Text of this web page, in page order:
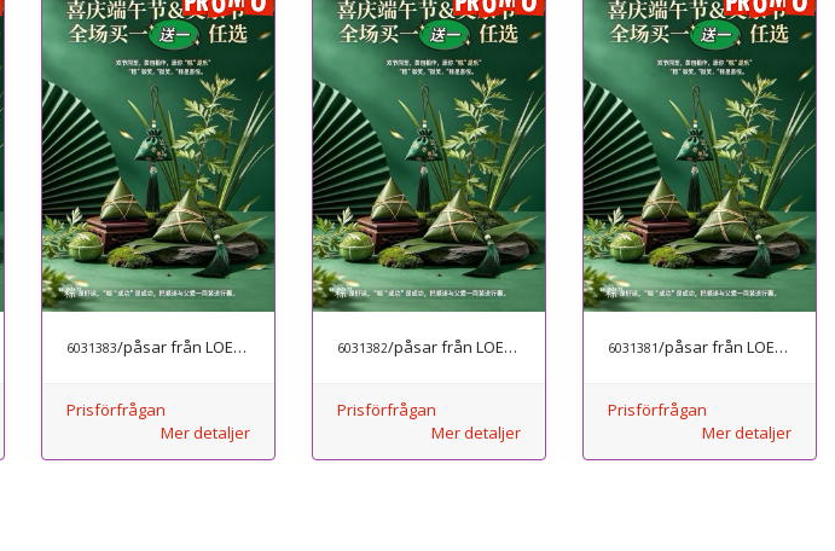
6031383/påsar från LOEWE
Prisförfrågan
Mer detaljer
6031382/påsar från LOEWE
Prisförfrågan
Mer detaljer
6031381/påsar från LOEWE
Prisförfrågan
Mer detaljer